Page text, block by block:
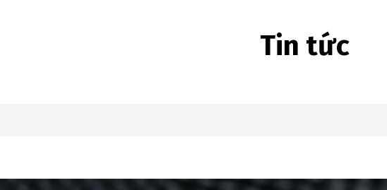
Tin tức